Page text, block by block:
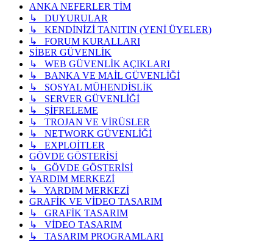
ANKA NEFERLER TİM
↳ DUYURULAR
↳ KENDİNİZİ TANITIN (YENİ ÜYELER)
↳ FORUM KURALLARI
SİBER GÜVENLİK
↳ WEB GÜVENLİK AÇIKLARI
↳ BANKA VE MAİL GÜVENLİĞİ
↳ SOSYAL MÜHENDİSLİK
↳ SERVER GÜVENLİĞİ
↳ ŞİFRELEME
↳ TROJAN VE VİRÜSLER
↳ NETWORK GÜVENLİĞİ
↳ EXPLOİTLER
GÖVDE GÖSTERİSİ
↳ GÖVDE GÖSTERİSİ
YARDIM MERKEZİ
↳ YARDIM MERKEZİ
GRAFİK VE VİDEO TASARIM
↳ GRAFİK TASARIM
↳ VİDEO TASARIM
↳ TASARIM PROGRAMLARI